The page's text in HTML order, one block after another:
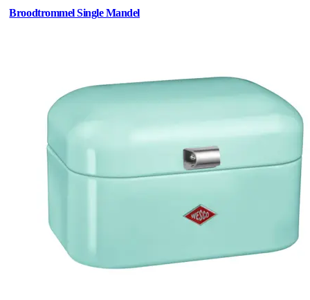
Broodtrommel Single Mandel